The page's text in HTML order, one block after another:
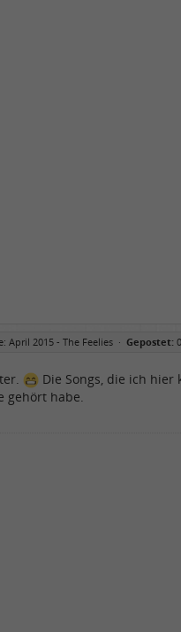
April 2015 - The Feelies · Gepostet:
Die Songs, die ich hier
gehört habe.